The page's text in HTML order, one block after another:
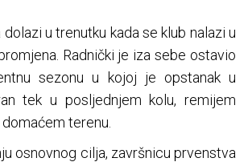
u trenutku kada se klub nalazi u
Radnički je iza sebe ostavio
sezonu u kojoj je opstanak u
tek u posljednjem kolu, remijem
terenu.
osnovnog cilja, završnicu prvenstva